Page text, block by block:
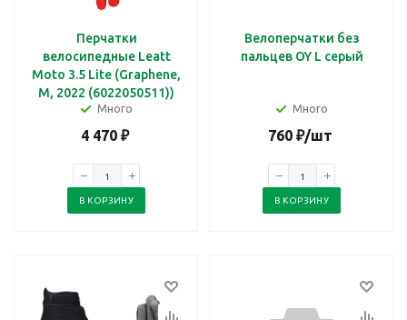
Перчатки
велосипедные Leatt
Moto 3.5 Lite (Graphene,
M, 2022 (6022050511))
Много
4 470₽
В КОРЗИНУ
Велоперчатки без
пальцев OY L серый
Много
760₽/шт
В КОРЗИНУ